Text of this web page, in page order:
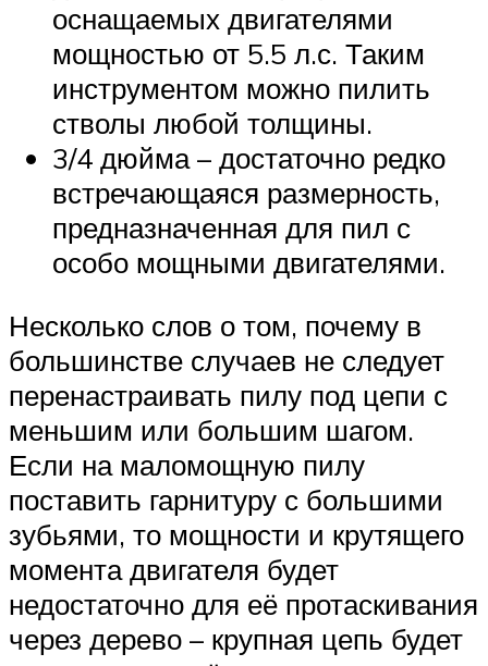
оснащаемых двигателями
мощностью от 5.5 л.с. Таким
инструментом можно пилить
стволы любой толщины.
3/4 дюйма – достаточно редко
встречающаяся размерность,
предназначенная для пил с
особо мощными двигателями.
Несколько слов о том, почему в
большинстве случаев не следует
перенастраивать пилу под цепи с
меньшим или большим шагом.
Если на маломощную пилу
поставить гарнитуру с большими
зубьями, то мощности и крутящего
момента двигателя будет
недостаточно для её протаскивания
через дерево – крупная цепь будет